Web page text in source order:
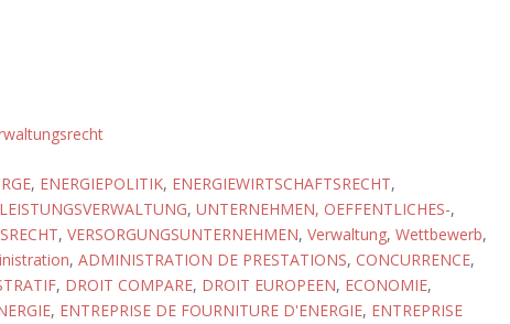
, ENERGIEPOLITIK, ENERGIEWIRTSCHAFTSRECHT,
LEISTUNGSVERWALTUNG, UNTERNEHMEN, OEFFENTLICHES-,
, VERSORGUNGSUNTERNEHMEN, Verwaltung, Wettbewerb,
, ADMINISTRATION DE PRESTATIONS, CONCURRENCE,
, DROIT COMPARE, DROIT EUROPEEN, ECONOMIE,
, ENTREPRISE DE FOURNITURE D'ENERGIE, ENTREPRISE